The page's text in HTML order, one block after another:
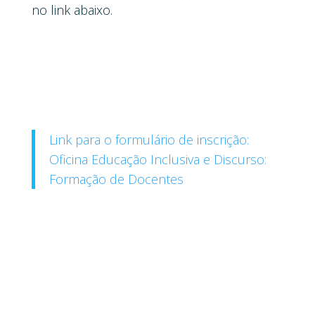
no link abaixo.
Link para o formulário de inscrição:
Oficina Educação Inclusiva e Discurso:
Formação de Docentes